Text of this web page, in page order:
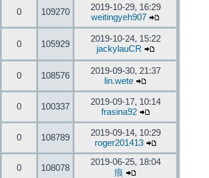
0 109270
2019-10-29, 16:29
weitingyeh907
0 105929
2019-10-24, 15:22
jackylauCR
0 108576
2019-09-30, 21:37
lin.wete
0 100337
2019-09-17, 10:14
frasina92
0 108789
2019-09-14, 10:29
roger201413
0 108078
2019-06-25, 18:04
痕